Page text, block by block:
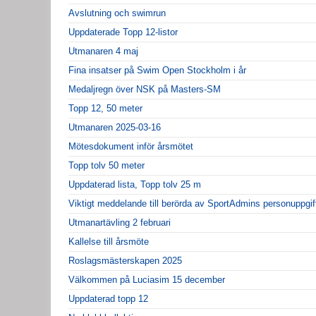
Avslutning och swimrun
Uppdaterade Topp 12-listor
Utmanaren 4 maj
Fina insatser på Swim Open Stockholm i år
Medaljregn över NSK på Masters-SM
Topp 12, 50 meter
Utmanaren 2025-03-16
Mötesdokument inför årsmötet
Topp tolv 50 meter
Uppdaterad lista, Topp tolv 25 m
Viktigt meddelande till berörda av SportAdmins
Utmanartävling 2 februari
Kallelse till årsmöte
Roslagsmästerskapen 2025
Välkommen på Luciasim 15 december
Uppdaterad topp 12